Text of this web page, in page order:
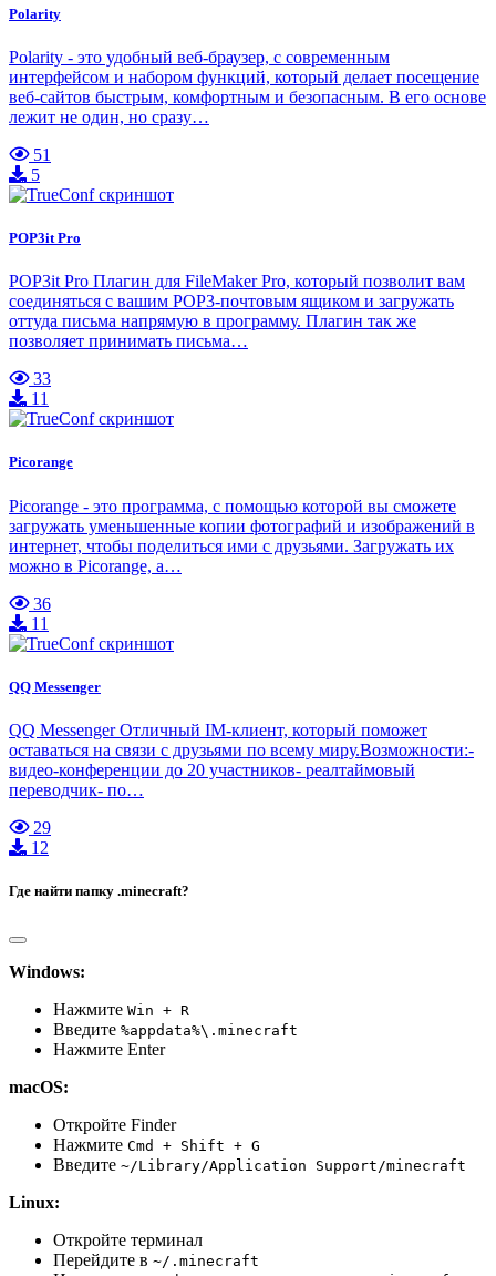
Polarity
Polarity - это удобный веб-браузер, с современным
интерфейсом и набором функций, который делает посещение
веб-сайтов быстрым, комфортным и безопасным. В его основе
лежит не один, но сразу…
51
5
POP3it Pro
POP3it Pro Плагин для FileMaker Pro, который позволит вам
соединяться с вашим POP3-почтовым ящиком и загружать
оттуда письма напрямую в программу. Плагин так же
позволяет принимать письма…
33
11
Picorange
Picorange - это программа, с помощью которой вы сможете
загружать уменьшенные копии фотографий и изображений в
интернет, чтобы поделиться ими с друзьями. Загружать их
можно в Picorange, а…
36
11
QQ Messenger
QQ Messenger Отличный IM-клиент, который поможет
оставаться на связи с друзьями по всему миру.Возможности:-
видео-конференции до 20 участников- реалтаймовый
переводчик- по…
29
12
Где найти папку .minecraft?
Windows:
Нажмите Win + R
Введите %appdata%\.minecraft
Нажмите Enter
macOS:
Откройте Finder
Нажмите Cmd + Shift + G
Введите ~/Library/Application Support/minecraft
Linux:
Откройте терминал
Перейдите в ~/.minecraft